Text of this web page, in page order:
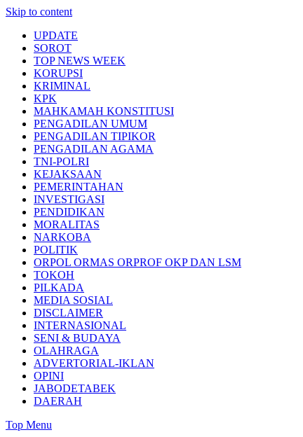
Skip to content
UPDATE
SOROT
TOP NEWS WEEK
KORUPSI
KRIMINAL
KPK
MAHKAMAH KONSTITUSI
PENGADILAN UMUM
PENGADILAN TIPIKOR
PENGADILAN AGAMA
TNI-POLRI
KEJAKSAAN
PEMERINTAHAN
INVESTIGASI
PENDIDIKAN
MORALITAS
NARKOBA
POLITIK
ORPOL ORMAS ORPROF OKP DAN LSM
TOKOH
PILKADA
MEDIA SOSIAL
DISCLAIMER
INTERNASIONAL
SENI & BUDAYA
OLAHRAGA
ADVERTORIAL-IKLAN
OPINI
JABODETABEK
DAERAH
Top Menu